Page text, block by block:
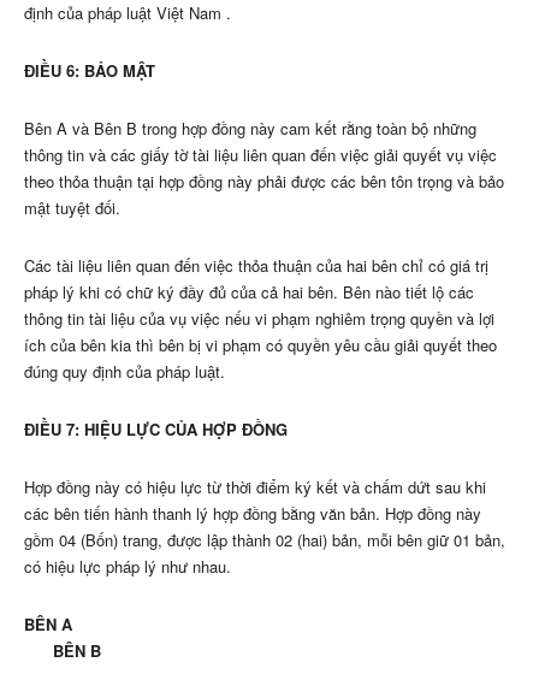
định của pháp luật Việt Nam .
ĐIỀU 6: BẢO MẬT
Bên A và Bên B trong hợp đồng này cam kết rằng toàn bộ những
thông tin và các giấy tờ tài liệu liên quan đến việc giải quyết vụ việc
theo thỏa thuận tại hợp đồng này phải được các bên tôn trọng và bảo
mật tuyệt đối.
Các tài liệu liên quan đến việc thỏa thuận của hai bên chỉ có giá trị
pháp lý khi có chữ ký đầy đủ của cả hai bên. Bên nào tiết lộ các
thông tin tài liệu của vụ việc nếu vi phạm nghiêm trọng quyền và lợi
ích của bên kia thì bên bị vi phạm có quyền yêu cầu giải quyết theo
đúng quy định của pháp luật.
ĐIỀU 7: HIỆU LỰC CỦA HỢP ĐỒNG
Hợp đồng này có hiệu lực từ thời điểm ký kết và chấm dứt sau khi
các bên tiến hành thanh lý hợp đồng bằng văn bản. Hợp đồng này
gồm 04 (Bốn) trang, được lập thành 02 (hai) bản, mỗi bên giữ 01 bản,
có hiệu lực pháp lý như nhau.
BÊN A
BÊN B